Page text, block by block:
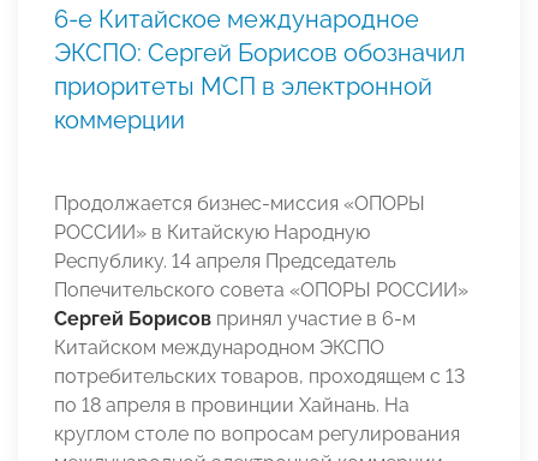
6-е Китайское международное
ЭКСПО: Сергей Борисов обозначил
приоритеты МСП в электронной
коммерции
Продолжается бизнес-миссия «ОПОРЫ
РОССИИ» в Китайскую Народную
Республику. 14 апреля Председатель
Попечительского совета «ОПОРЫ РОССИИ»
Сергей Борисов принял участие в 6-м
Китайском международном ЭКСПО
потребительских товаров, проходящем с 13
по 18 апреля в провинции Хайнань. На
круглом столе по вопросам регулирования